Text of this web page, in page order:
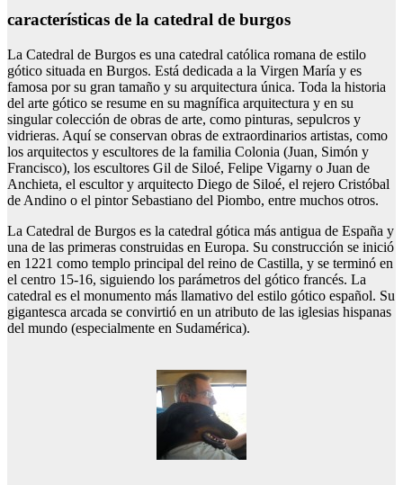
características de la catedral de burgos
La Catedral de Burgos es una catedral católica romana de estilo
gótico situada en Burgos. Está dedicada a la Virgen María y es
famosa por su gran tamaño y su arquitectura única. Toda la historia
del arte gótico se resume en su magnífica arquitectura y en su
singular colección de obras de arte, como pinturas, sepulcros y
vidrieras. Aquí se conservan obras de extraordinarios artistas, como
los arquitectos y escultores de la familia Colonia (Juan, Simón y
Francisco), los escultores Gil de Siloé, Felipe Vigarny o Juan de
Anchieta, el escultor y arquitecto Diego de Siloé, el rejero Cristóbal
de Andino o el pintor Sebastiano del Piombo, entre muchos otros.
La Catedral de Burgos es la catedral gótica más antigua de España y
una de las primeras construidas en Europa. Su construcción se inició
en 1221 como templo principal del reino de Castilla, y se terminó en
el centro 15-16, siguiendo los parámetros del gótico francés. La
catedral es el monumento más llamativo del estilo gótico español. Su
gigantesca arcada se convirtió en un atributo de las iglesias hispanas
del mundo (especialmente en Sudamérica).